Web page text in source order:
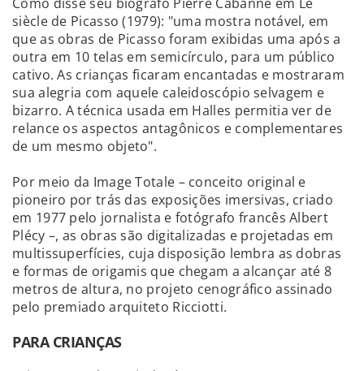
siècle de Picasso (1979): "uma mostra notável, em
que as obras de Picasso foram exibidas uma após a
outra em 10 telas em semicírculo, para um público
cativo. As crianças ficaram encantadas e mostraram
sua alegria com aquele caleidoscópio selvagem e
bizarro. A técnica usada em Halles permitia ver de
relance os aspectos antagônicos e complementares
de um mesmo objeto".
Por meio da Image Totale – conceito original e
pioneiro por trás das exposições imersivas, criado
em 1977 pelo jornalista e fotógrafo francês Albert
Plécy –, as obras são digitalizadas e projetadas em
multissuperfícies, cuja disposição lembra as dobras
e formas de origamis que chegam a alcançar até 8
metros de altura, no projeto cenográfico assinado
pelo premiado arquiteto Ricciotti.
PARA CRIANÇAS